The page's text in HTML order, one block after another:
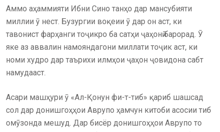
Аммо аҳаммияти Ибни Сино танҳо дар мансубияти
миллии ӯ нест. Бузургии воқеии ӯ дар он аст, ки
тавонист фарҳанги тоҷикро ба сатҳи ҷаҳонӣ барорад. Ӯ
яке аз аввалин намояндагони миллати тоҷик аст, ки
номи худро дар таърихи илмҳои ҷаҳон ҷовидона сабт
намудааст.
Асари машҳури ӯ «Ал-Қонун фи-т-тиб» қариб шашсад
сол дар донишгоҳҳои Аврупо ҳамчун китоби асосии тиб
омӯзонда мешуд. Дар бисёр донишгоҳҳои Аврупо то